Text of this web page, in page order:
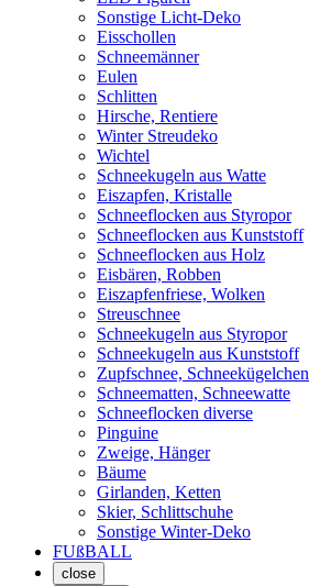
Sonstige Licht-Deko
Eisschollen
Schneemänner
Eulen
Schlitten
Hirsche, Rentiere
Winter Streudeko
Wichtel
Schneekugeln aus Watte
Eiszapfen, Kristalle
Schneeflocken aus Styropor
Schneeflocken aus Kunststoff
Schneeflocken aus Holz
Eisbären, Robben
Eiszapfenfriese, Wolken
Streuschnee
Schneekugeln aus Styropor
Schneekugeln aus Kunststoff
Zupfschnee, Schneekügelchen
Schneematten, Schneewatte
Schneeflocken diverse
Pinguine
Zweige, Hänger
Bäume
Girlanden, Ketten
Skier, Schlittschuhe
Sonstige Winter-Deko
FUßBALL
close